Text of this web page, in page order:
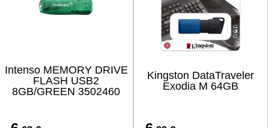
Intenso MEMORY DRIVE
FLASH USB2
8GB/GREEN 3502460
Kingston DataTraveler
Exodia M 64GB